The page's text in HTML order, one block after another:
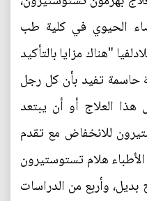
الحيوي في كلية طب
"هناك مزايا بالتأكيد
حاسمة تفيد بأن كل رجل
هذا العلاج أو أن يبتعد
للانخفاض مع تقدم
هلام تستوستيرون
وأربع من الدراسات